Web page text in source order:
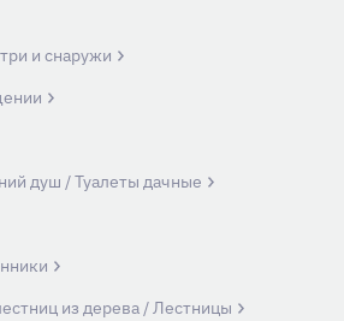
и снаружи
душ / Туалеты дачные
из дерева / Лестницы